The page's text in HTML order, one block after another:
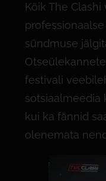
Kõik The
sündmuse
festivali
sotsiaalmeedia
kui ka fännid
olenemata